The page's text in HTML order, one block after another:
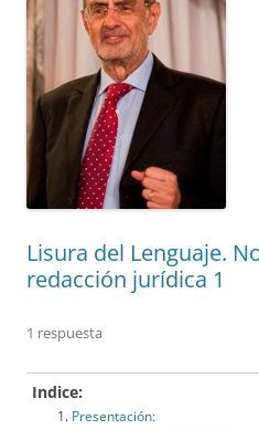
Lisura del Lenguaje.
redacción jurídica 1
1 respuesta
Indice:
Presentación: